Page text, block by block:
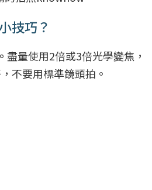
技巧？
盡量使用2倍或3倍光學變焦，
不要用標準鏡頭拍。